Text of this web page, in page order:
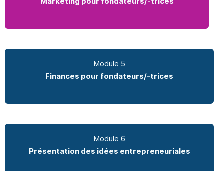
Module 5
Finances pour fondateurs/-trices
Module 6
Présentation des idées entrepreneuriales